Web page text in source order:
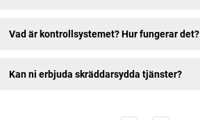
Vad är kontrollsystemet? Hur fungerar det?
Kan ni erbjuda skräddarsydda tjänster?